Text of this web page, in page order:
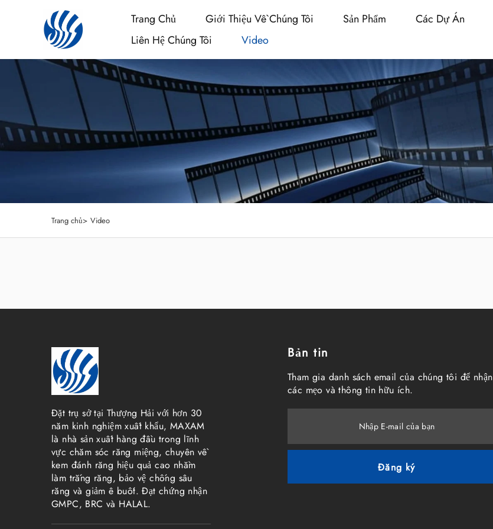
Trang Chủ Giới Thiệu Về Chúng Tôi Sản Phẩm Các Dự Án
Liên Hệ Chúng Tôi
Video
Trang chủ> Video
Đặt trụ sở tại Thượng Hải với hơn 30
năm kinh nghiệm xuất khẩu, MAXAM
là nhà sản xuất hàng đầu trong lĩnh
vực chăm sóc răng miệng, chuyên về
kem đánh răng hiệu quả cao nhằm
làm trắng răng, bảo vệ chống sâu
răng và giảm ê buốt. Đạt chứng nhận
GMPC, BRC và HALAL.
Bản tin
Tham gia danh sách email của chúng tôi để nhận
các mẹo và thông tin hữu ích.
Nhập E-mail của bạn
Đăng ký